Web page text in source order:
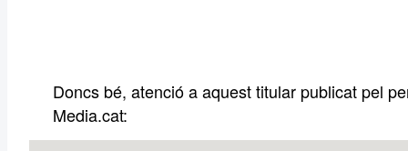
Doncs bé, atenció a aquest titular publicat pel
Media.cat: